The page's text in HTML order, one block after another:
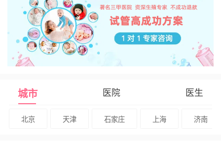
城市 医院 医生
北京 天津 石家庄 上海 济南